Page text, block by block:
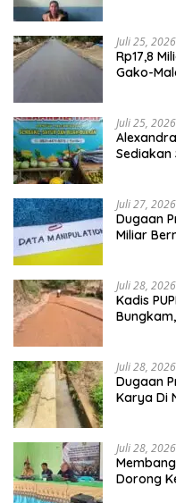
Juli 25, 2026
Rp17,8
Gako-
Juli 25, 2026
Sediakan
Juli 27, 2026
Dugaan
Miliar
Juli 28, 2026
Kadis
Juli 28, 2026
Dugaan
Karya Di
Juli 28, 2026
Dorong